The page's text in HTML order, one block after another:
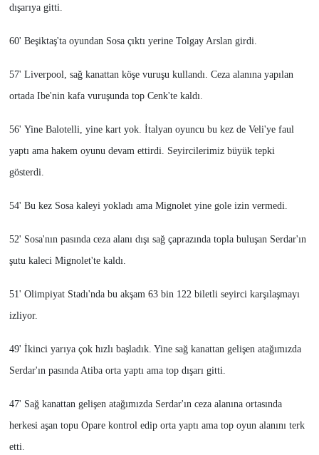
dışarıya gitti.
60' Beşiktaş'ta oyundan Sosa çıktı yerine Tolgay Arslan girdi.
57' Liverpool, sağ kanattan köşe vuruşu kullandı. Ceza alanına yapılan
ortada Ibe'nin kafa vuruşunda top Cenk'te kaldı.
56' Yine Balotelli, yine kart yok. İtalyan oyuncu bu kez de Veli'ye faul
yaptı ama hakem oyunu devam ettirdi. Seyircilerimiz büyük tepki
gösterdi.
54' Bu kez Sosa kaleyi yokladı ama Mignolet yine gole izin vermedi.
52' Sosa'nın pasında ceza alanı dışı sağ çaprazında topla buluşan Serdar'ın
şutu kaleci Mignolet'te kaldı.
51' Olimpiyat Stadı'nda bu akşam 63 bin 122 biletli seyirci karşılaşmayı
izliyor.
49' İkinci yarıya çok hızlı başladık. Yine sağ kanattan gelişen atağımızda
Serdar'ın pasında Atiba orta yaptı ama top dışarı gitti.
47' Sağ kanattan gelişen atağımızda Serdar'ın ceza alanına ortasında
herkesi aşan topu Opare kontrol edip orta yaptı ama top oyun alanını terk
etti.